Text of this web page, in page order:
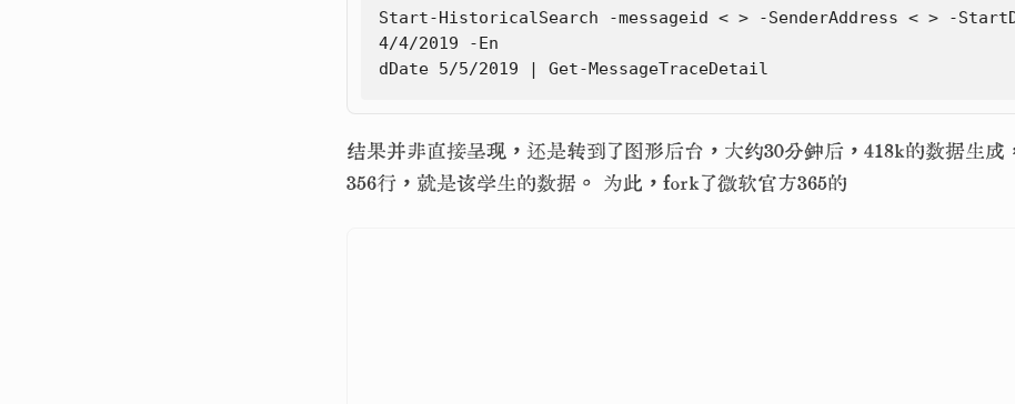
Start-HistoricalSearch -messageid < > -SenderAddress < >
-
4/4/2019
-En
dDate 5/5/2019 | Get-MessageTraceDetail
结果并非直接呈现，还是转到了图形后台，大约30分钟后，418k的数据生成
356行，就是该学生的数据。 为此，fork了微软官方365的